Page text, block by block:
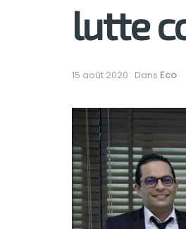
lutte
15 août 2020 Dans Eco